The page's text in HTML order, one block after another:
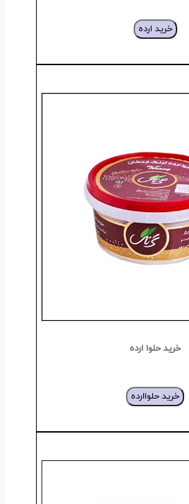
خرید ارده
خرید حلوا ارده
خرید حلواارده